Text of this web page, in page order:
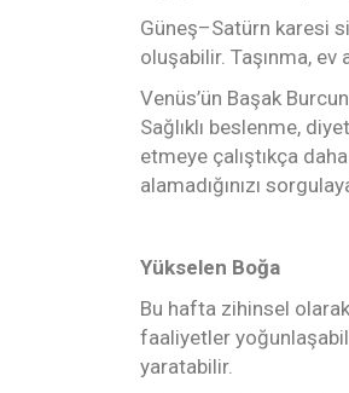
Güneş–Satürn karesi
oluşabilir. Taşınma,
Venüs’ün Başak
Sağlıklı beslenme,
etmeye çalıştıkça
alamadığınızı
Yükselen Boğa
Bu hafta zihinsel
faaliyetler
yaratabilir.